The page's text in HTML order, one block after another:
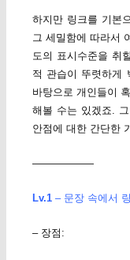
하지만 링크를 기본
그 세밀함에 따라서
도의 표시수준을 취
적 관습이 뚜렷하게
바탕으로 개인들이
해볼 수는 있겠죠.
안점에 대한 간단한
——————
Lv.1– 문장 속에서
– 장점: